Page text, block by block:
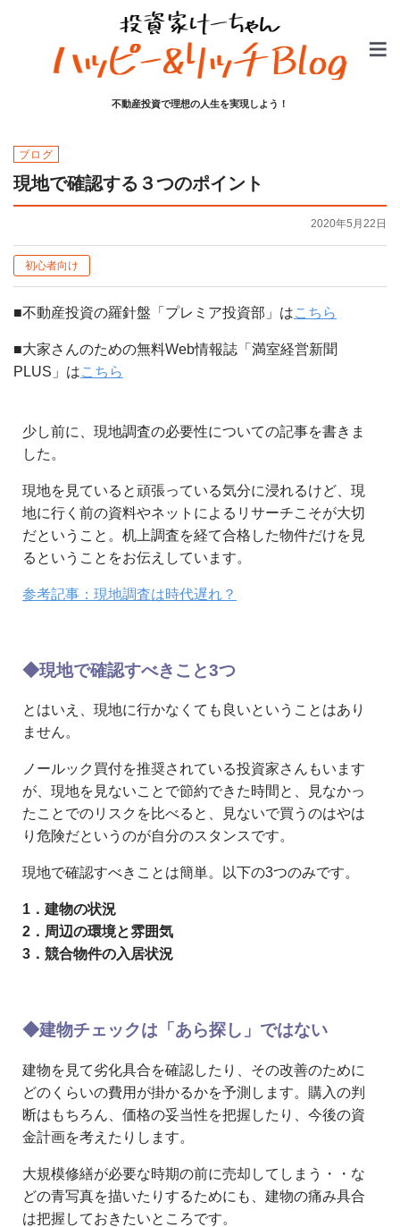
不動産投資で理想の人生を実現しよう！
ブログ
現地で確認する３つのポイント
2020年5月22日
初心者向け
■不動産投資の羅針盤「プレミア投資部」はこちら
■大家さんのための無料Web情報誌「満室経営新聞
PLUS」はこちら
少し前に、現地調査の必要性についての記事を書きま
した。
現地を見ていると頑張っている気分に浸れるけど、現
地に行く前の資料やネットによるリサーチこそが大切
だということ。机上調査を経て合格した物件だけを見
るということをお伝えしています。
参考記事：現地調査は時代遅れ？
◆現地で確認すべきこと3つ
とはいえ、現地に行かなくても良いということはあり
ません。
ノールック買付を推奨されている投資家さんもいます
が、現地を見ないことで節約できた時間と、見なかっ
たことでのリスクを比べると、見ないで買うのはやは
り危険だというのが自分のスタンスです。
現地で確認すべきことは簡単。以下の3つのみです。
1．建物の状況
2．周辺の環境と雰囲気
3．競合物件の入居状況
◆建物チェックは「あら探し」ではない
建物を見て劣化具合を確認したり、その改善のために
どのくらいの費用が掛かるかを予測します。購入の判
断はもちろん、価格の妥当性を把握したり、今後の資
金計画を考えたりします。
大規模修繕が必要な時期の前に売却してしまう・・な
どの青写真を描いたりするためにも、建物の痛み具合
は把握しておきたいところです。